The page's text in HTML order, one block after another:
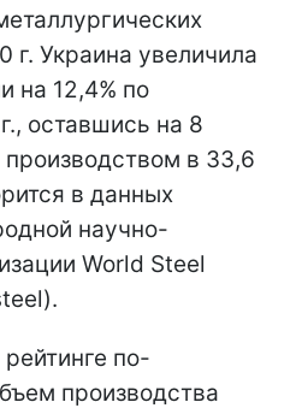
г. Украина увеличила
на 12,4% по
оставшись на 8
производством в 33,6
в данных
научно-
World Steel
по-
производства